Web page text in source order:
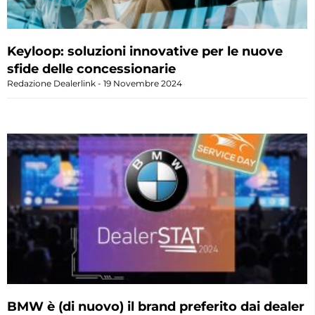
Keyloop: soluzioni innovative per le nuove
sfide delle concessionarie
Redazione Dealerlink 19 Novembre 2024
BMW è (di nuovo) il brand preferito dai dealer